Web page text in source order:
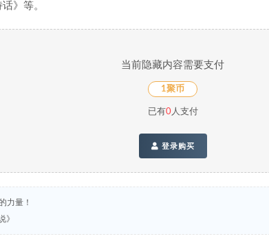
》等。
当前隐藏内容需要支付
1聚币
已有0人支付
登录购买
力量！
》